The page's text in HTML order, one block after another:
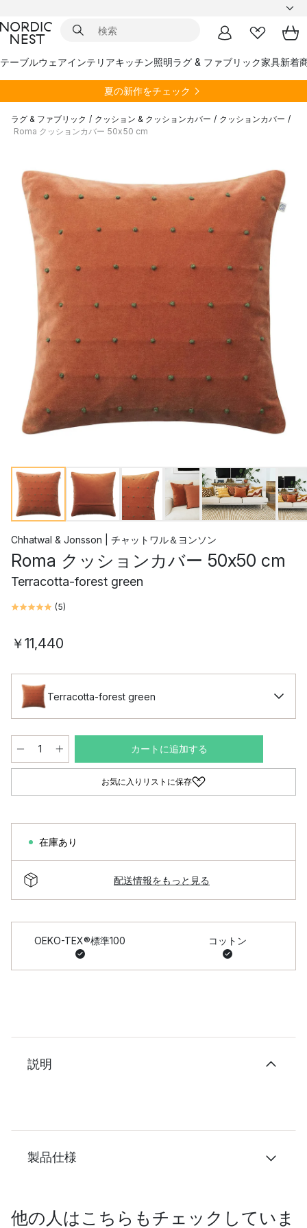
テーブルウェアインテリアキッチン照明ラグ & ファブリック家具新着
夏の新作をチェック
ラグ & ファブリック / クッション & クッションカバー / クッションカバー /
Roma クッションカバー 50x50 cm
Chhatwal & Jonsson | チャットワル＆ヨンソン
Roma クッションカバー 50x50 cm
Terracotta-forest green
(5)
￥11,440
Terracotta-forest green
カートに追加する
お気に入りリストに保存
在庫あり
配送情報をもっと見る
OEKO-TEX®標準100 コットン
説明
製品仕様
他の人はこちらもチェックしていま